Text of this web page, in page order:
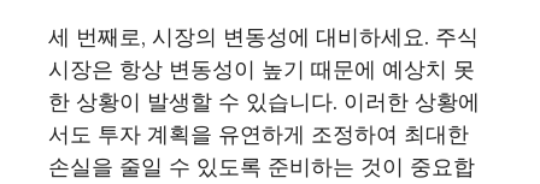
세 번째로, 시장의 변동성에 대비하세요. 주식
시장은 항상 변동성이 높기 때문에 예상치 못
한 상황이 발생할 수 있습니다. 이러한 상황에
서도 투자 계획을 유연하게 조정하여 최대한
손실을 줄일 수 있도록 준비하는 것이 중요합